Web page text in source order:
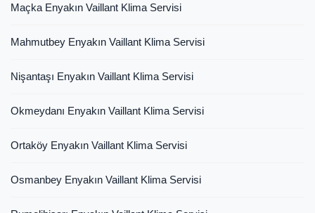
Maçka Enyakın Vaillant Klima Servisi
Mahmutbey Enyakın Vaillant Klima Servisi
Nişantaşı Enyakın Vaillant Klima Servisi
Okmeydanı Enyakın Vaillant Klima Servisi
Ortaköy Enyakın Vaillant Klima Servisi
Osmanbey Enyakın Vaillant Klima Servisi